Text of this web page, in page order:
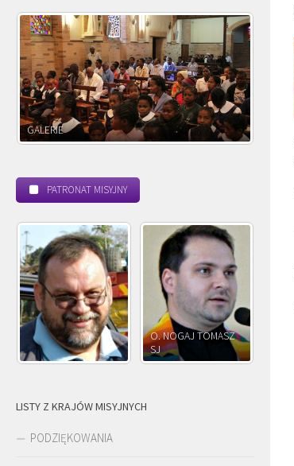
POWOŁANIE MISYJNE
PATRONAT MISYJNY
O. NOGAJ TOMASZ
SJ
O. JÓZEF OLEKSY SJ
LISTY Z KRAJÓW MISYJNYCH
PODZIĘKOWANIA